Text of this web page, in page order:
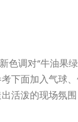
色调对“牛油果
下面加入气球
活泼的现场氛